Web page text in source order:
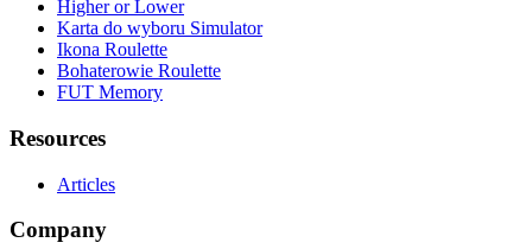
Higher or Lower
Karta do wyboru Simulator
Ikona Roulette
Bohaterowie Roulette
FUT Memory
Resources
Articles
Company